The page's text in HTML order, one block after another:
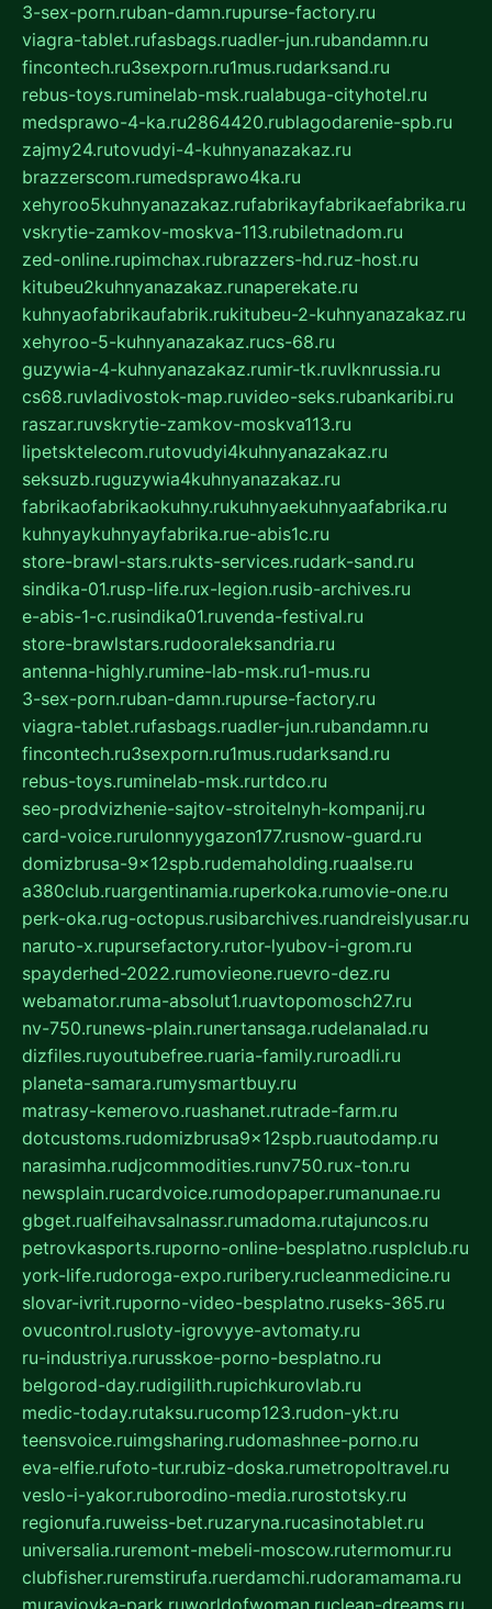
3-sex-porn.ruban-damn.rupurse-factory.ru
viagra-tablet.rufasbags.ruadler-jun.rubandamn.ru
fincontech.ru3sexporn.ru1mus.rudarksand.ru
rebus-toys.ruminelab-msk.rualabuga-cityhotel.ru
medsprawo-4-ka.ru2864420.rublagodarenie-spb.ru
zajmy24.rutovudyi-4-kuhnyanazakaz.ru
brazzerscom.rumedsprawo4ka.ru
xehyroo5kuhnyanazakaz.rufabrikayfabrikaefabrika.ru
vskrytie-zamkov-moskva-113.rubiletnadom.ru
zed-online.rupimchax.rubrazzers-hd.ruz-host.ru
kitubeu2kuhnyanazakaz.runaperekate.ru
kuhnyaofabrikaufabrik.rukitubeu-2-kuhnyanazakaz.ru
xehyroo-5-kuhnyanazakaz.rucs-68.ru
guzywia-4-kuhnyanazakaz.rumir-tk.ruvlknrussia.ru
cs68.ruvladivostok-map.ruvideo-seks.rubankaribi.ru
raszar.ruvskrytie-zamkov-moskva113.ru
lipetsktelecom.rutovudyi4kuhnyanazakaz.ru
seksuzb.ruguzywia4kuhnyanazakaz.ru
fabrikaofabrikaokuhny.rukuhnyaekuhnyaafabrika.ru
kuhnyaykuhnyayfabrika.rue-abis1c.ru
store-brawl-stars.rukts-services.rudark-sand.ru
sindika-01.rusp-life.rux-legion.rusib-archives.ru
e-abis-1-c.rusindika01.ruvenda-festival.ru
store-brawlstars.rudooraleksandria.ru
antenna-highly.rumine-lab-msk.ru1-mus.ru
3-sex-porn.ruban-damn.rupurse-factory.ru
viagra-tablet.rufasbags.ruadler-jun.rubandamn.ru
fincontech.ru3sexporn.ru1mus.rudarksand.ru
rebus-toys.ruminelab-msk.rurtdco.ru
seo-prodvizhenie-sajtov-stroitelnyh-kompanij.ru
card-voice.rurulonnyygazon177.rusnow-guard.ru
domizbrusa-9x12spb.rudemaholding.ruaalse.ru
a380club.ruargentinamia.ruperkoka.rumovie-one.ru
perk-oka.rug-octopus.rusibarchives.ruandreislyusar.ru
naruto-x.rupursefactory.rutor-lyubov-i-grom.ru
spayderhed-2022.rumovieone.ruevro-dez.ru
webamator.ruma-absolut1.ruavtopomosch27.ru
nv-750.runews-plain.runertansaga.rudelanalad.ru
dizfiles.ruyoutubefree.ruaria-family.ruroadli.ru
planeta-samara.rumysmartbuy.ru
matrasy-kemerovo.ruashanet.rutrade-farm.ru
dotcustoms.rudomizbrusa9x12spb.ruautodamp.ru
narasimha.rudjcommodities.runv750.rux-ton.ru
newsplain.rucardvoice.rumodopaper.rumanunae.ru
gbget.rualfeihavsalnassr.rumadoma.rutajuncos.ru
petrovkasports.ruporno-online-besplatno.rusplclub.ru
york-life.rudoroga-expo.ruribery.rucleanmedicine.ru
slovar-ivrit.ruporno-video-besplatno.ruseks-365.ru
ovucontrol.rusloty-igrovyye-avtomaty.ru
ru-industriya.rurusskoe-porno-besplatno.ru
belgorod-day.rudigilith.rupichkurovlab.ru
medic-today.rutaksu.rucomp123.rudon-ykt.ru
teensvoice.ruimgsharing.rudomashnee-porno.ru
eva-elfie.rufoto-tur.rubiz-doska.rumetropoltravel.ru
veslo-i-yakor.ruborodino-media.rurostotsky.ru
regionufa.ruweiss-bet.ruzaryna.rucasinotablet.ru
universalia.ruremont-mebeli-moscow.rutermomur.ru
clubfisher.ruremstirufa.ruerdamchi.rudoramamama.ru